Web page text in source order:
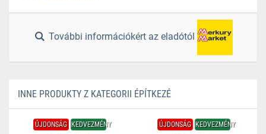
További információkért az eladótól
INNE PRODUKTY Z KATEGORII ÉPÍTKEZÉ
ÚJDONSÁG KEDVEZMÉNY ÚJDONSÁG KEDVEZMÉNY